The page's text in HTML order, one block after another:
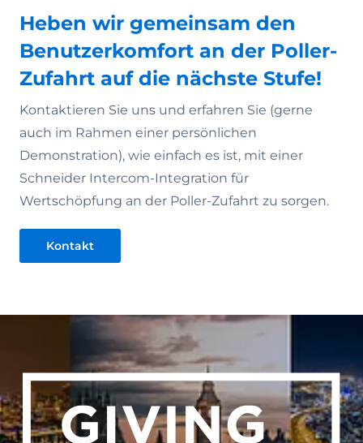
Heben wir gemeinsam den
Benutzerkomfort an der Poller-
Zufahrt auf die nächste Stufe!
Kontaktieren Sie uns und erfahren Sie (gerne
auch im Rahmen einer persönlichen
Demonstration), wie einfach es ist, mit einer
Schneider Intercom-Integration für
Wertschöpfung an der Poller-Zufahrt zu sorgen.
Kontakt